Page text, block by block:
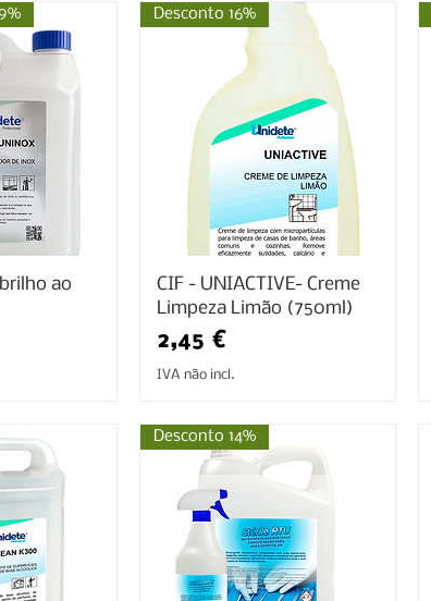
ao
Desconto 16%
CIF - UNIACTIVE- Creme
Limpeza Limão (750ml)
Preço
2,45 €
IVA não incl.
Desconto 14%